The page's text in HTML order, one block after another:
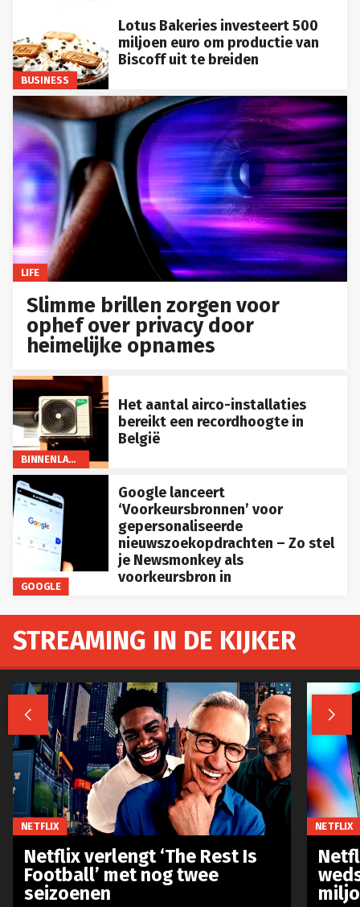
BUSINESS
Lotus Bakeries investeert 500
miljoen euro om productie van
Biscoff uit te breiden
LIFE
Slimme brillen zorgen voor
ophef over privacy door
heimelijke opnames
BINNENLAND
Het aantal airco-installaties
bereikt een recordhoogte in
België
GOOGLE
Google lanceert
‘Voorkeursbronnen’ voor
gepersonaliseerde
nieuwszoekopdrachten – Zo stel
je Newsmonkey als
voorkeursbron in
STREAMING IN DE KIJKER
 
NETFLIX
Netflix verlengt ‘The Rest Is
Football’ met nog twee
seizoenen
NETFLIX